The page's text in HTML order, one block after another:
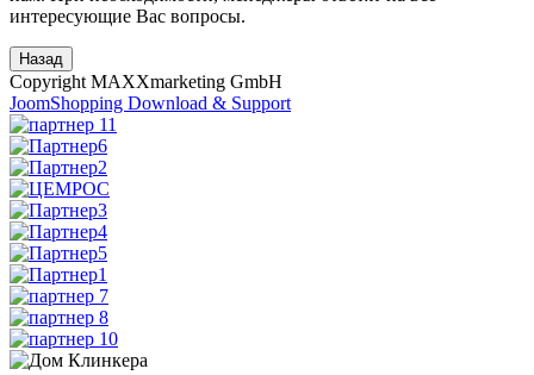
интересующие Вас вопросы.
Copyright MAXXmarketing GmbH
JoomShopping Download & Support